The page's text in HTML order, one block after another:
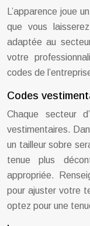
L’apparence joue
que vous
adaptée au
votre
codes de
Codes
Chaque secteur
vestimentaires.
un tailleur sobre
tenue plus
appropriée.
pour ajuster votre
optez pour une